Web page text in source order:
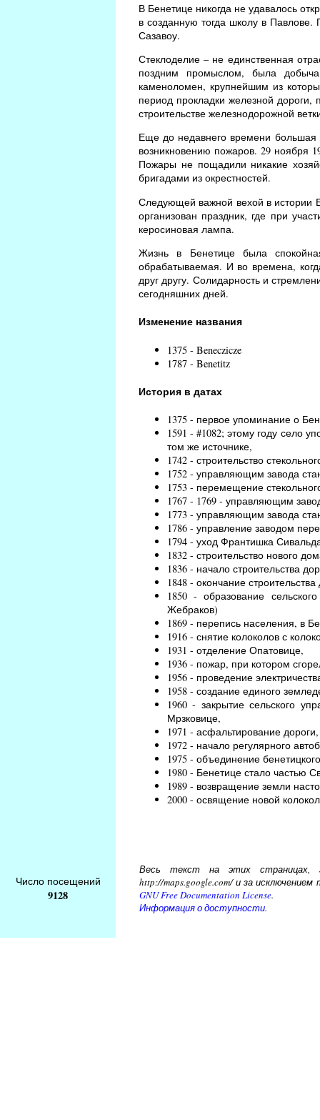
В Бенетице никогда не удавалось
в созданную тогда школу в
Сазавоу.
Стеклоделие – не единственная
поздним промыслом, была
каменоломен, крупнейшим из
период прокладки железной дороги,
строительстве железнодорожной
Еще до недавнего времени большая
возникновению пожаров. 29 ноября
Пожары не пощадили никакие
бригадами из окрестностей.
Следующей важной вехой в истории
организован праздник, где при
керосиновая лампа.
Жизнь в Бенетице была
обрабатываемая. И во времена,
друг другу. Солидарность и
сегодняшних дней.
Изменение названия
1375 - Beneczicze
1787 - Benetitz
История в датах
1375 - первое упоминание о
1591 - #1082; этому году село
том же источнике,
1742 - строительство
1752 - управляющим завода
1753 - перемещение
1767 - 1769 - управляющим
1773 - управляющим завода
1786 - управление заводом
1794 - уход Франтишка
1832 - строительство нового
1836 - начало строительства
1848 - окончание строительства
1850 - образование
Жебраков)
1869 - перепись населения, в
1916 - снятие колоколов с
1931 - отделение Опатовице,
1936 - пожар, при котором
1956 - проведение
1958 - создание единого
1960 - закрытие сельского
Мрзковице,
1971 - асфальтирование
1972 - начало регулярного
1975 - объединение
1980 - Бенетице стало частью
1989 - возвращение земли
2000 - освящение новой
Число посещений
9128
Весь текст на этих страницах,
http://maps.google.com/ и за
GNU Free Documentation License.
Информация о доступности.